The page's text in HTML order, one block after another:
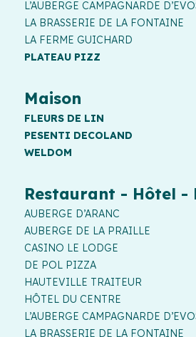
L’AUBERGE CAMPAGNARDE
LA BRASSERIE DE LA FONTAINE
LA FERME GUICHARD
PLATEAU PIZZ
Maison
FLEURS DE LIN
PESENTI DECOLAND
WELDOM
Restaurant - Hôtel -
AUBERGE D’ARANC
AUBERGE DE LA PRAILLE
CASINO LE LODGE
DE POL PIZZA
HAUTEVILLE TRAITEUR
HÔTEL DU CENTRE
L’AUBERGE CAMPAGNARDE
LA BRASSERIE DE LA FONTAINE